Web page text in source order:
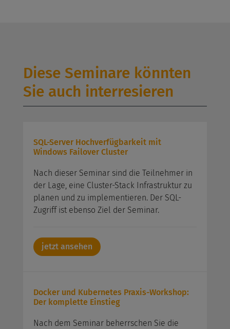
Diese Seminare könnten
Sie auch interresieren
SQL-Server Hochverfügbarkeit mit
Windows Failover Cluster
Nach dieser Seminar sind die Teilnehmer in
der Lage, eine Cluster-Stack Infrastruktur zu
planen und zu implementieren. Der SQL-
Zugriff ist ebenso Ziel der Seminar.
jetzt ansehen
Docker und Kubernetes Praxis-Workshop:
Der komplette Einstieg
Nach dem Seminar beherrschen Sie die